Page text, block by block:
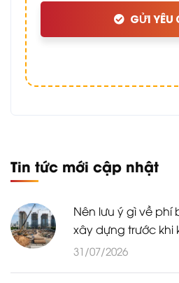
GỬI YÊU
Tin tức mới cập nhật
Nên lưu ý gì về phí
xây dựng trước khi
31/07/2026